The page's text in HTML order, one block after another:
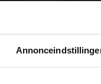
målet
du